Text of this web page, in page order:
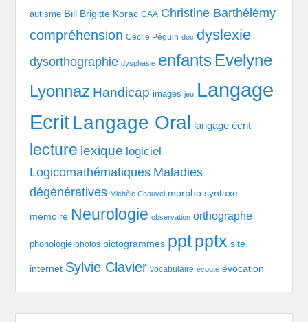
autisme Bill Brigitte Korac CAA Christine Barthélémy
compréhension Cécile Péguin doc dyslexie
dysorthographie dysphasie enfants Evelyne
Lyonnaz Handicap images jeu Langage
EcritLangage Oral langage écrit
lecture lexique logiciel
Logicomathématiques Maladies
dégénératives Michèle Chauvel morpho syntaxe
mémoire Neurologie observation orthographe
phonologie photos pictogrammes pptpptx site
internet Sylvie Clavier vocabulaire écoute évocation